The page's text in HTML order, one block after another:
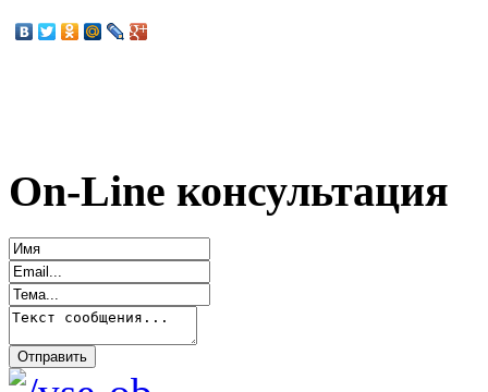
On-Line консультация